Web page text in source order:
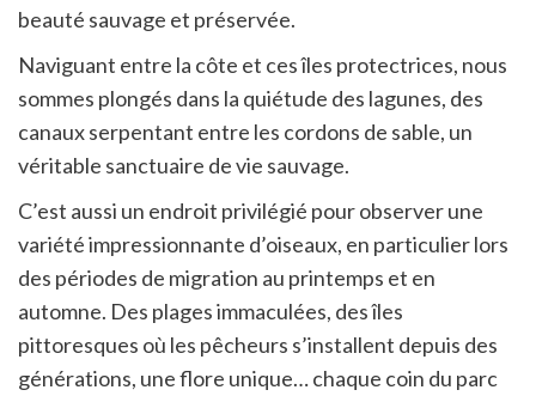
beauté sauvage et préservée.
Naviguant entre la côte et ces îles protectrices, nous
sommes plongés dans la quiétude des lagunes, des
canaux serpentant entre les cordons de sable, un
véritable sanctuaire de vie sauvage.
C’est aussi un endroit privilégié pour observer une
variété impressionnante d’oiseaux, en particulier lors
des périodes de migration au printemps et en
automne. Des plages immaculées, des îles
pittoresques où les pêcheurs s’installent depuis des
générations, une flore unique… chaque coin du parc